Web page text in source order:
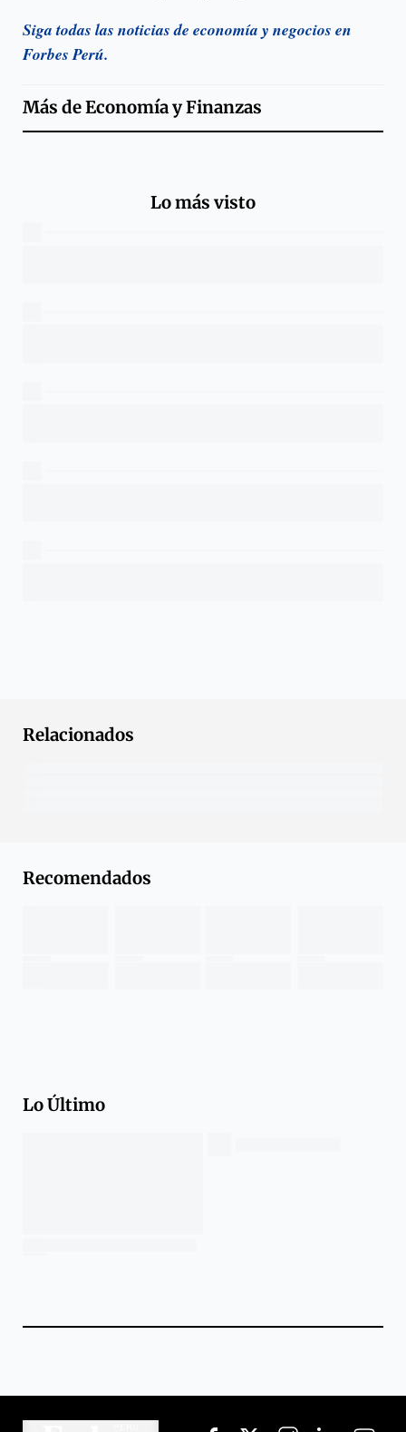
Siga todas las noticias de economía y negocios en
Forbes Perú.
Más deEconomía y Finanzas
Lo más visto
Relacionados
Recomendados
Lo Último